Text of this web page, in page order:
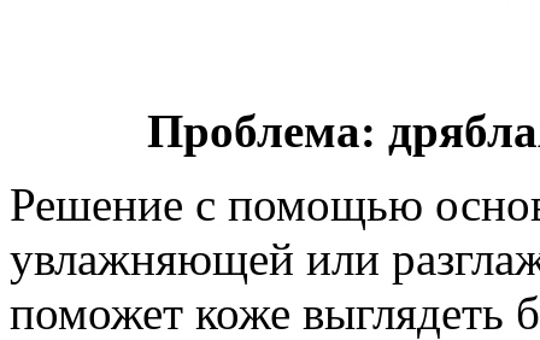
Проблема:
Решение с помощью
увлажняющей или
поможет коже выглядеть